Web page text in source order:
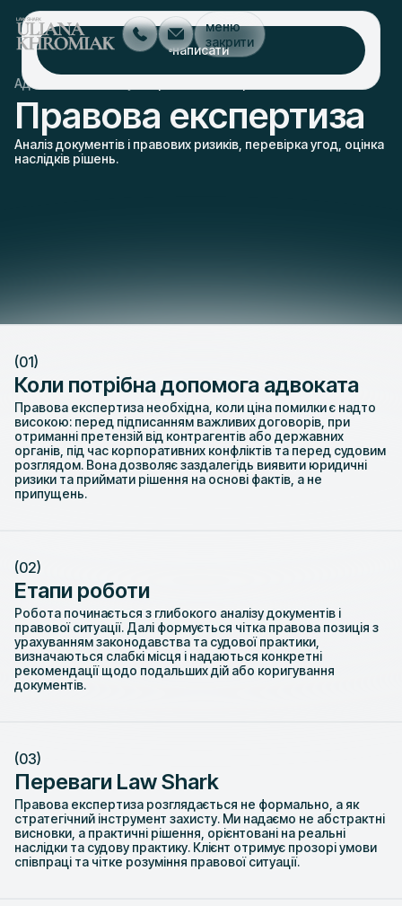
меню
закрити
написати
Адвокат Київ
Правова експертиза
Аналіз документів і правових ризиків, перевірка угод, оцінка
наслідків рішень.
(01)
Коли потрібна допомога адвоката
Правова експертиза необхідна, коли ціна помилки є надто
високою: перед підписанням важливих договорів, при
отриманні претензій від контрагентів або державних
органів, під час корпоративних конфліктів та перед судовим
розглядом. Вона дозволяє заздалегідь виявити юридичні
ризики та приймати рішення на основі фактів, а не
припущень.
(02)
Етапи роботи
Робота починається з глибокого аналізу документів і
правової ситуації. Далі формується чітка правова позиція з
урахуванням законодавства та судової практики,
визначаються слабкі місця і надаються конкретні
рекомендації щодо подальших дій або коригування
документів.
(03)
Переваги Law Shark
Правова експертиза розглядається не формально, а як
стратегічний інструмент захисту. Ми надаємо не абстрактні
висновки, а практичні рішення, орієнтовані на реальні
наслідки та судову практику. Клієнт отримує прозорі умови
співпраці та чітке розуміння правової ситуації.